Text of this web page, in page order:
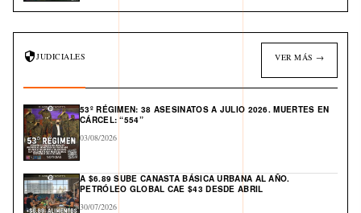
JUDICIALES VER MÁS →
53º RÉGIMEN: 38 ASESINATOS A JULIO 2026. MUERTES EN
CÁRCEL: “554”
03/08/2026
A $6.89 SUBE CANASTA BÁSICA URBANA AL AÑO.
PETRÓLEO GLOBAL CAE $43 DESDE ABRIL
30/07/2026